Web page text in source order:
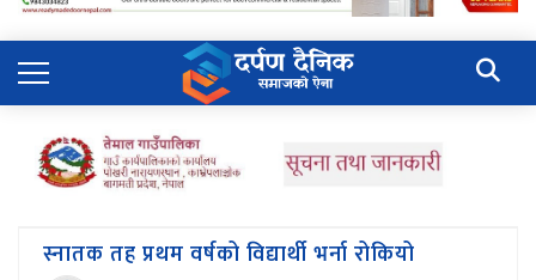
स्नातक तह प्रथम वर्षको विद्यार्थी भर्ना रोकियो